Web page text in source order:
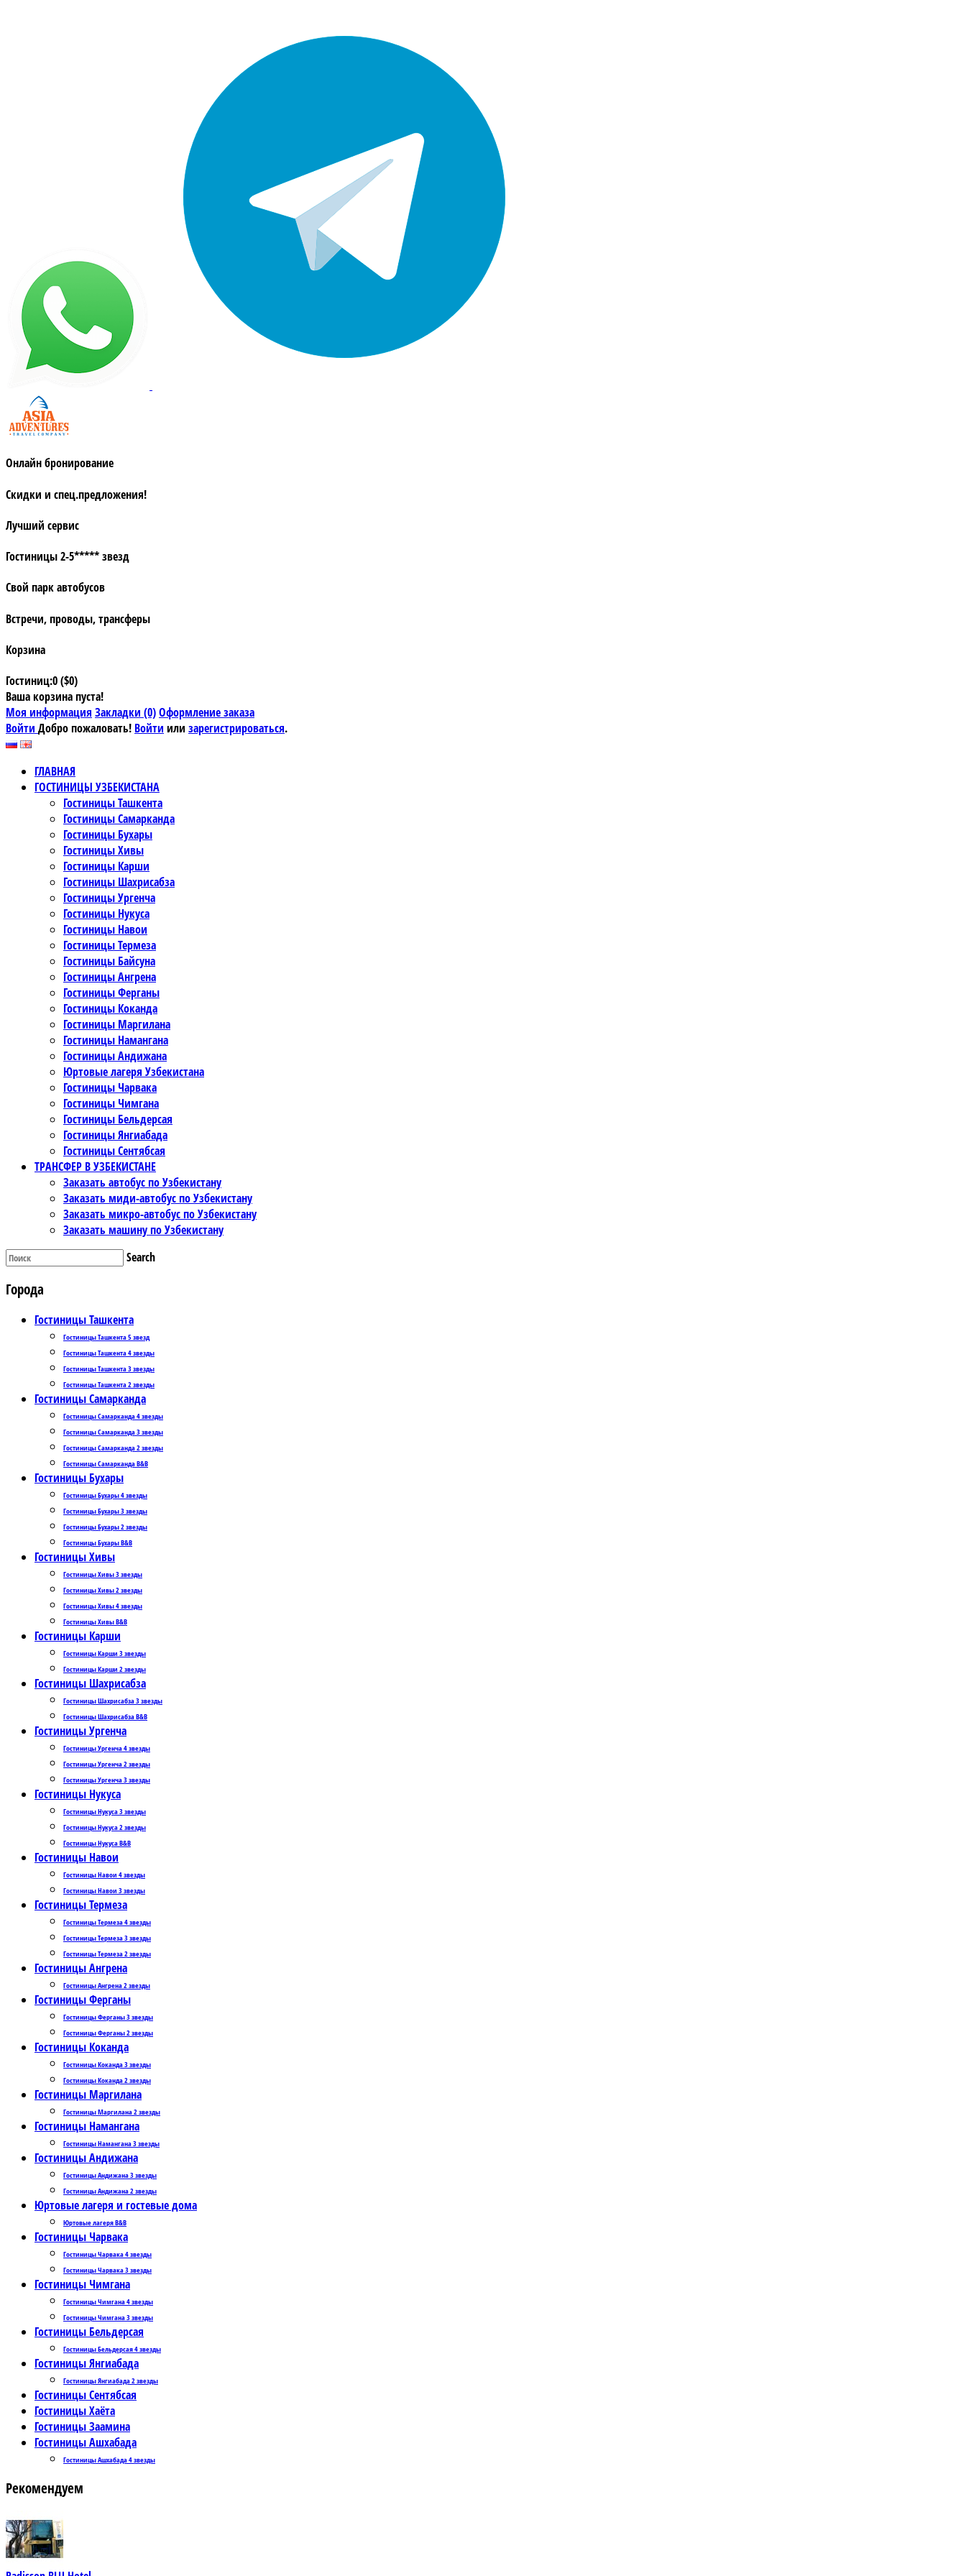
Онлайн бронирование
Скидки и спец.предложения!
Лучший сервис
Гостиницы 2-5***** звезд
Свой парк автобусов
Встречи, проводы, трансферы
Корзина
Гостиниц:0 ($0)
Ваша корзина пуста!
Моя информация Закладки (0)Оформление заказа
Войти Добро пожаловать! Войти или зарегистрироваться.
ГЛАВНАЯ
ГОСТИНИЦЫ УЗБЕКИСТАНА
Гостиницы Ташкента
Гостиницы Самарканда
Гостиницы Бухары
Гостиницы Хивы
Гостиницы Карши
Гостиницы Шахрисабза
Гостиницы Ургенча
Гостиницы Нукуса
Гостиницы Навои
Гостиницы Термеза
Гостиницы Байсуна
Гостиницы Ангрена
Гостиницы Ферганы
Гостиницы Коканда
Гостиницы Маргилана
Гостиницы Намангана
Гостиницы Андижана
Юртовые лагеря Узбекистана
Гостиницы Чарвака
Гостиницы Чимгана
Гостиницы Бельдерсая
Гостиницы Янгиабада
Гостиницы Сентябсая
ТРАНСФЕР В УЗБЕКИСТАНЕ
Заказать автобус по Узбекистану
Заказать миди-автобус по Узбекистану
Заказать микро-автобус по Узбекистану
Заказать машину по Узбекистану
Search
Города
Гостиницы Ташкента
Гостиницы Ташкента 5 звезд
Гостиницы Ташкента 4 звезды
Гостиницы Ташкента 3 звезды
Гостиницы Ташкента 2 звезды
Гостиницы Самарканда
Гостиницы Самарканда 4 звезды
Гостиницы Самарканда 3 звезды
Гостиницы Самарканда 2 звезды
Гостиницы Самарканда B&B
Гостиницы Бухары
Гостиницы Бухары 4 звезды
Гостиницы Бухары 3 звезды
Гостиницы Бухары 2 звезды
Гостиницы Бухары B&B
Гостиницы Хивы
Гостиницы Хивы 3 звезды
Гостиницы Хивы 2 звезды
Гостиницы Хивы 4 звезды
Гостиницы Хивы B&B
Гостиницы Карши
Гостиницы Карши 3 звезды
Гостиницы Карши 2 звезды
Гостиницы Шахрисабза
Гостиницы Шахрисабза 3 звезды
Гостиницы Шахрисабза B&B
Гостиницы Ургенча
Гостиницы Ургенча 4 звезды
Гостиницы Ургенча 2 звезды
Гостиницы Ургенча 3 звезды
Гостиницы Нукуса
Гостиницы Нукуса 3 звезды
Гостиницы Нукуса 2 звезды
Гостиницы Нукуса B&B
Гостиницы Навои
Гостиницы Навои 4 звезды
Гостиницы Навои 3 звезды
Гостиницы Термеза
Гостиницы Термеза 4 звезды
Гостиницы Термеза 3 звезды
Гостиницы Термеза 2 звезды
Гостиницы Ангрена
Гостиницы Ангрена 2 звезды
Гостиницы Ферганы
Гостиницы Ферганы 3 звезды
Гостиницы Ферганы 2 звезды
Гостиницы Коканда
Гостиницы Коканда 3 звезды
Гостиницы Коканда 2 звезды
Гостиницы Маргилана
Гостиницы Маргилана 2 звезды
Гостиницы Намангана
Гостиницы Намангана 3 звезды
Гостиницы Андижана
Гостиницы Андижана 3 звезды
Гостиницы Андижана 2 звезды
Юртовые лагеря и гостевые дома
Юртовые лагеря B&B
Гостиницы Чарвака
Гостиницы Чарвака 4 звезды
Гостиницы Чарвака 3 звезды
Гостиницы Чимгана
Гостиницы Чимгана 4 звезды
Гостиницы Чимгана 3 звезды
Гостиницы Бельдерсая
Гостиницы Бельдерсая 4 звезды
Гостиницы Янгиабада
Гостиницы Янгиабада 2 звезды
Гостиницы Сентябсая
Гостиницы Хаёта
Гостиницы Заамина
Гостиницы Ашхабада
Гостиницы Ашхабада 4 звезды
Рекомендуем